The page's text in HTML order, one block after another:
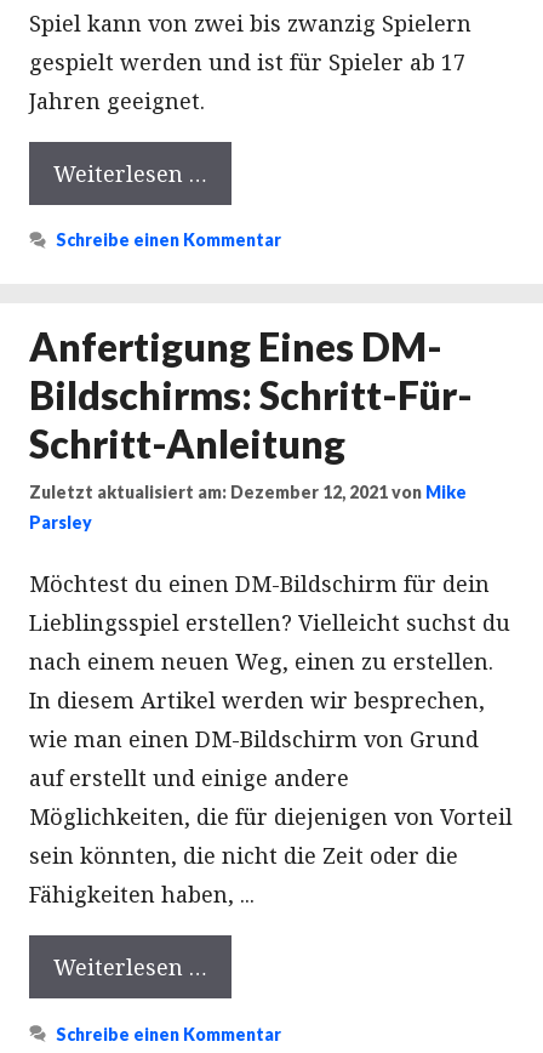
Spiel kann von zwei bis zwanzig Spielern
gespielt werden und ist für Spieler ab 17
Jahren geeignet.
Weiterlesen …
Schreibe einen Kommentar
Anfertigung Eines DM-
Bildschirms: Schritt-Für-
Schritt-Anleitung
Zuletzt aktualisiert am: Dezember 12, 2021von Mike
Parsley
Möchtest du einen DM-Bildschirm für dein
Lieblingsspiel erstellen? Vielleicht suchst du
nach einem neuen Weg, einen zu erstellen.
In diesem Artikel werden wir besprechen,
wie man einen DM-Bildschirm von Grund
auf erstellt und einige andere
Möglichkeiten, die für diejenigen von Vorteil
sein könnten, die nicht die Zeit oder die
Fähigkeiten haben, ...
Weiterlesen …
Schreibe einen Kommentar